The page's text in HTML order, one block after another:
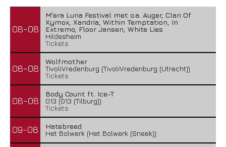
08-08
M'era Luna Festival met o.a. Auger, Clan Of
Xymox, Xandria, Within Temptation, In
Extremo, Floor Jansen, White Lies
Hildesheim
Tickets
08-08
Wolfmother
TivoliVredenburg (TivoliVredenburg (Utrecht))
Tickets
08-08
Body Count ft. Ice-T
013 (013 (Tilburg))
Tickets
09-08
Hatebreed
Het Bolwerk (Het Bolwerk (Sneek))